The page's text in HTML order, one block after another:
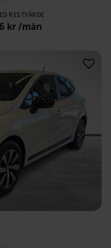
RESTVÄRDE
kr /mån